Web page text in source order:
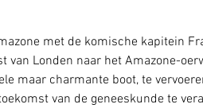
met de komische kapitein
van Londen naar het Amazone-
maar charmante boot, te
van de geneeskunde te